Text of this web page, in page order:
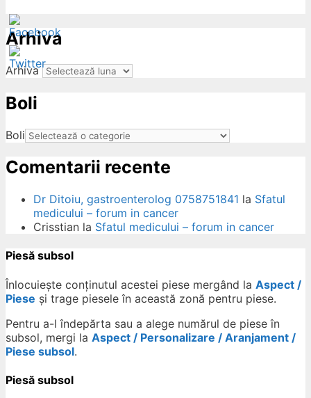
Arhiva
Arhiva
Boli
Boli
Comentarii recente
Dr Ditoiu, gastroenterolog 0758751841 la Sfatul
medicului – forum in cancer
Crisstian la Sfatul medicului – forum in cancer
Piesă subsol
Înlocuiește conținutul acestei piese mergând la Aspect /
Piese și trage piesele în această zonă pentru piese.
Pentru a-l îndepărta sau a alege numărul de piese în
subsol, mergi la Aspect / Personalizare / Aranjament /
Piese subsol.
Piesă subsol